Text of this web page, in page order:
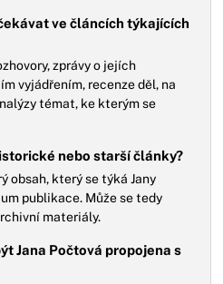
ve článcích týkajících
zprávy o jejích
vyjádřením, recenze děl, na
témat, ke kterým se
nebo starší články?
obsah, který se týká Jany
publikace. Může se tedy
materiály.
Jana Počtová propojena s